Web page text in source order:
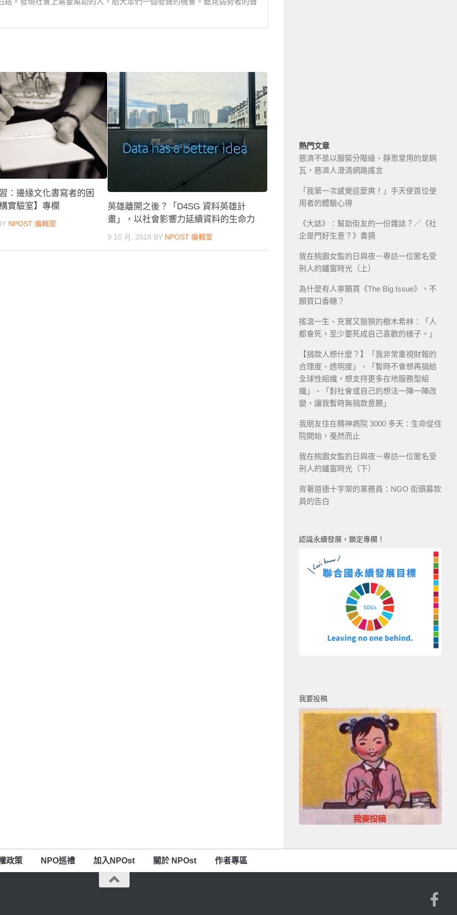
：邊緣文化書寫者的困
實驗室】專欄
NPOST 編輯室
英雄離開之後？「D4SG 資料英雄計
畫」，以社會影響力延續資料的生命力
9 10 月, 2018 BY NPOST 編輯室
熱門文章
慈濟不是以服裝分階級、靜思堂用的是銅
瓦，慈濟人澄清網路謠言
「我第一次感覺這麼爽！」手天使首位使
用者的體驗心得
《大誌》：幫助街友的一份雜誌？／《社
企是門好生意？》書摘
我在桃園女監的日與夜－專訪一位匿名受
刑人的鐵窗時光（上）
為什麼有人寧願買《The Big Issue》，不
願買口香糖？
搖滾一生、充實又狼狽的樹木希林：「人
都會死，至少要死成自己喜歡的樣子。」
【捐款人想什麼？】「我非常重視財報的
合理度、透明度」、「暫時不會想再捐給
全球性組織，想支持更多在地服務型組
織」、「對社會或自己的想法一陣一陣改
變，讓我暫時無捐款意願」
我朋友住在精神病院 3000 多天：生命從住
院開始，戞然而止
我在桃園女監的日與夜－專訪一位匿名受
刑人的鐵窗時光（下）
背著道德十字架的業務員：NGO 街頭募款
員的告白
認識永續發展，鎖定專欄！
我要投稿
政策 NPO巡禮 加入NPOst 關於 NPOst 作者專區